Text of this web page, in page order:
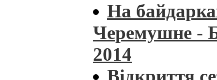
На
Черемушне -
2014